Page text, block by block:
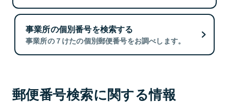
事業所の個別番号を検索する
事業所の７けたの個別郵便番号をお調べします。
郵便番号検索に関する情報